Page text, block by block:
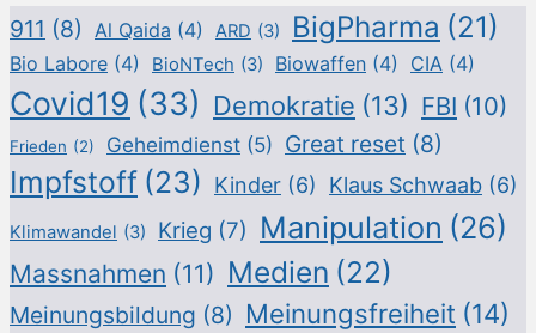
911 (8) Al Qaida (4) ARD (3) BigPharma (21)
Bio Labore (4) BioNTech (3) Biowaffen (4) CIA (4)
Covid19 (33) Demokratie (13) FBI (10)
Frieden (2) Geheimdienst (5) Great reset (8)
Impfstoff (23) Kinder (6) Klaus Schwaab (6)
Klimawandel (3) Krieg (7) Manipulation (26)
Massnahmen (11) Medien (22)
Meinungsbildung (8) Meinungsfreiheit (14)